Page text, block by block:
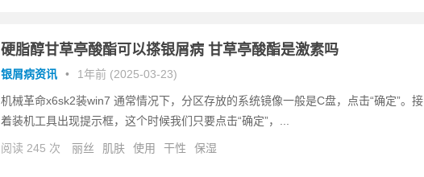
硬脂醇甘草亭酸酯可以搽银屑病 甘草亭酸酯是激素吗
银屑病资讯 • 1年前 (2025-03-23)
机械革命x6sk2装win7 通常情况下，分区存放的系统镜像一般是C盘，点击“确定”。接
着装机工具出现提示框，这个时候我们只要点击“确定”，...
阅读 245 次 丽丝 肌肤 使用 干性 保湿